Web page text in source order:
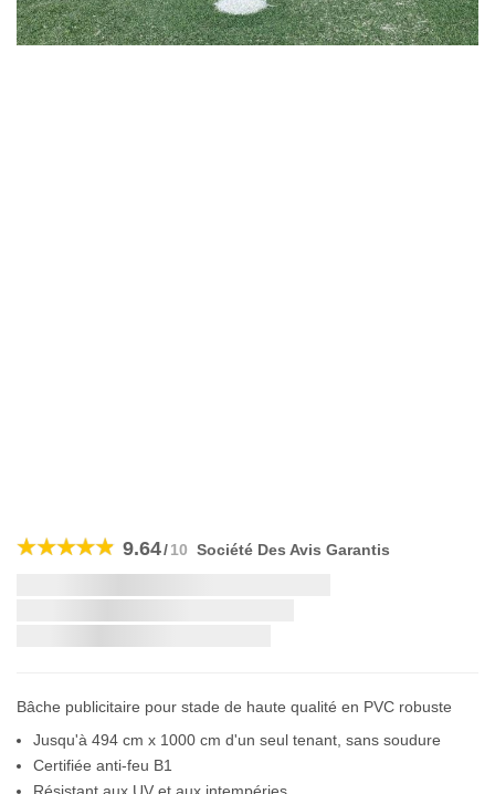
to
images
9.64/10 Société Des Avis Garantis
Bâche publicitaire pour stade de haute qualité en PVC robuste
Jusqu'à 494 cm x 1000 cm d'un seul tenant, sans soudure
Certifiée anti-feu B1